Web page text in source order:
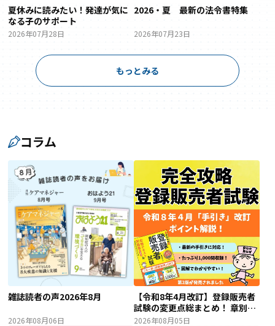
夏休みに読みたい！発達が気に
なる子のサポート
2026年07月28日
2026・夏 最新の法令書特集
2026年07月23日
もっとみる
コラム
雑誌読者の声2026年8月
2026年08月06日
【令和8年4月改訂】登録販売者
試験の変更点総まとめ！ 章別ポ
イント解説＆試験対策！
2026年08月05日